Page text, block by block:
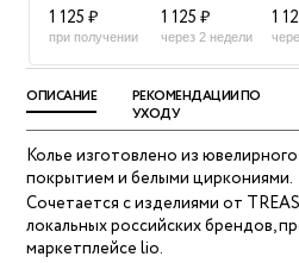
1 125 ₽
при получении
1 125 ₽
через 2 недели
1
ОПИСАНИЕ
РЕКОМЕНДАЦИИ ПО
УХОДУ
Колье изготовлено из
покрытием и белыми циркониями.
Сочетается с изделиями от
локальных российских брендов,
маркетплейсе lio.